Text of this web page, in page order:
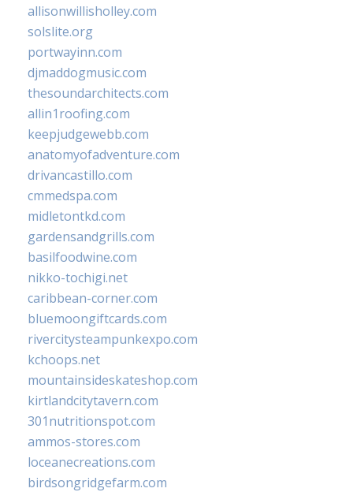
allisonwillisholley.com
solslite.org
portwayinn.com
djmaddogmusic.com
thesoundarchitects.com
allin1roofing.com
keepjudgewebb.com
anatomyofadventure.com
drivancastillo.com
cmmedspa.com
midletontkd.com
gardensandgrills.com
basilfoodwine.com
nikko-tochigi.net
caribbean-corner.com
bluemoongiftcards.com
rivercitysteampunkexpo.com
kchoops.net
mountainsideskateshop.com
kirtlandcitytavern.com
301nutritionspot.com
ammos-stores.com
loceanecreations.com
birdsongridgefarm.com